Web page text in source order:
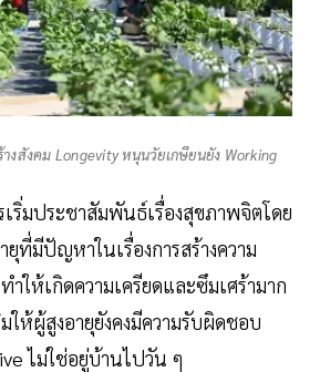
สังคม Longevity หนุนวัยเกษียนยัง Working
เริ่มประชาสัมพันธ์เรื่องสุขภาพจิตโดย
ที่มีปัญหาในเรื่องการสร้างความ
ให้เกิดความเครียดและซึมเศร้ามาก
ให้ผู้สูงอายุยังคงมีความรับผิดชอบ
ไม่ใช่อยู่บ้านไปวัน ๆ